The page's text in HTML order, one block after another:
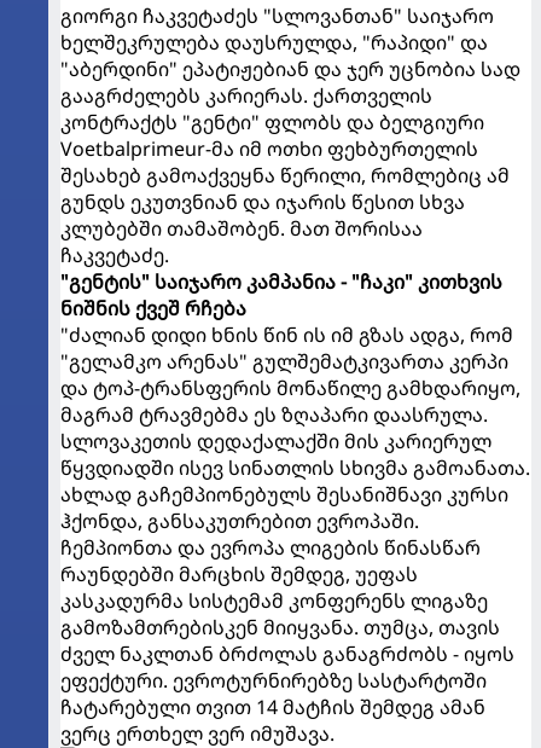
გიორგი ჩაკვეტაძეს "სლოვანთან" საიჯარო
ხელშეკრულება დაუსრულდა, "რაპიდი" და
"აბერდინი" ეპატიჟებიან და ჯერ უცნობია სად
გააგრძელებს კარიერას. ქართველის
კონტრაქტს "გენტი" ფლობს და ბელგიური
Voetbalprimeur-მა იმ ოთხი ფეხბურთელის
შესახებ გამოაქვეყნა წერილი, რომლებიც ამ
გუნდს ეკუთვნიან და იჯარის წესით სხვა
კლუბებში თამაშობენ. მათ შორისაა
ჩაკვეტაძე.
"გენტის" საიჯარო კამპანია - "ჩაკი" კითხვის
ნიშნის ქვეშ რჩება
"ძალიან დიდი ხნის წინ ის იმ გზას ადგა, რომ
"გელამკო არენას" გულშემატკივართა კერპი
და ტოპ-ტრანსფერის მონაწილე გამხდარიყო,
მაგრამ ტრავმებმა ეს ზღაპარი დაასრულა.
სლოვაკეთის დედაქალაქში მის კარიერულ
წყვდიადში ისევ სინათლის სხივმა გამოანათა.
ახლად გაჩემპიონებულს შესანიშნავი კურსი
ჰქონდა, განსაკუთრებით ევროპაში.
ჩემპიონთა და ევროპა ლიგების წინასწარ
რაუნდებში მარცხის შემდეგ, უეფას
კასკადურმა სისტემამ კონფერენს ლიგაზე
გამოზამთრებისკენ მიიყვანა. თუმცა, თავის
ძველ ნაკლთან ბრძოლას განაგრძობს - იყოს
ეფექტური. ევროტურნირებზე სასტარტოში
ჩატარებული თვით 14 მატჩის შემდეგ ამან
ვერც ერთხელ ვერ იმუშავა.